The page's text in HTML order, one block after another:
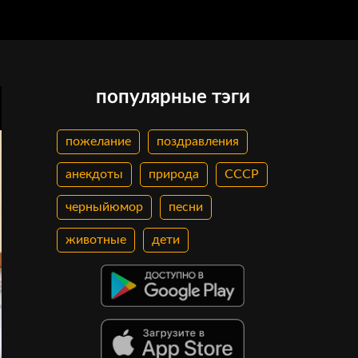
популярные тэги
пожелание поздравления
анекдоты природа СССР
черныйюмор песни
животные дети